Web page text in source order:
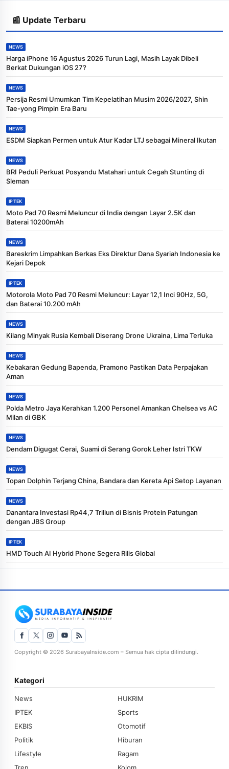
📰 Update Terbaru
NEWS
Harga iPhone 16 Agustus 2026 Turun Lagi, Masih Layak Dibeli
Berkat Dukungan iOS 27?
NEWS
Persija Resmi Umumkan Tim Kepelatihan Musim 2026/2027, Shin
Tae-yong Pimpin Era Baru
NEWS
ESDM Siapkan Permen untuk Atur Kadar LTJ sebagai Mineral Ikutan
NEWS
BRI Peduli Perkuat Posyandu Matahari untuk Cegah Stunting di
Sleman
IPTEK
Moto Pad 70 Resmi Meluncur di India dengan Layar 2.5K dan
Baterai 10200mAh
NEWS
Bareskrim Limpahkan Berkas Eks Direktur Dana Syariah Indonesia ke
Kejari Depok
IPTEK
Motorola Moto Pad 70 Resmi Meluncur: Layar 12,1 Inci 90Hz, 5G,
dan Baterai 10.200 mAh
NEWS
Kilang Minyak Rusia Kembali Diserang Drone Ukraina, Lima Terluka
NEWS
Kebakaran Gedung Bapenda, Pramono Pastikan Data Perpajakan
Aman
NEWS
Polda Metro Jaya Kerahkan 1.200 Personel Amankan Chelsea vs AC
Milan di GBK
NEWS
Dendam Digugat Cerai, Suami di Serang Gorok Leher Istri TKW
NEWS
Topan Dolphin Terjang China, Bandara dan Kereta Api Setop Layanan
NEWS
Danantara Investasi Rp44,7 Triliun di Bisnis Protein Patungan
dengan JBS Group
IPTEK
HMD Touch AI Hybrid Phone Segera Rilis Global
Copyright © 2026 SurabayaInside.com – Semua hak cipta dilindungi.
Kategori
News
HUKRIM
IPTEK
Sports
EKBIS
Otomotif
Politik
Hiburan
Lifestyle
Ragam
Tren
Kolom